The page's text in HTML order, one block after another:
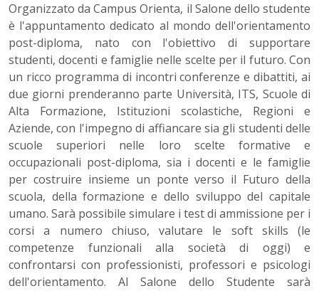
Organizzato da Campus Orienta, il Salone dello studente
è l'appuntamento dedicato al mondo dell'orientamento
post-diploma, nato con l'obiettivo di supportare
studenti, docenti e famiglie nelle scelte per il futuro. Con
un ricco programma di incontri conferenze e dibattiti, ai
due giorni prenderanno parte Università, ITS, Scuole di
Alta Formazione, Istituzioni scolastiche, Regioni e
Aziende, con l'impegno di affiancare sia gli studenti delle
scuole superiori nelle loro scelte formative e
occupazionali post-diploma, sia i docenti e le famiglie
per costruire insieme un ponte verso il Futuro della
scuola, della formazione e dello sviluppo del capitale
umano. Sarà possibile simulare i test di ammissione per i
corsi a numero chiuso, valutare le soft skills (le
competenze funzionali alla società di oggi) e
confrontarsi con professionisti, professori e psicologi
dell'orientamento. Al Salone dello Studente sarà